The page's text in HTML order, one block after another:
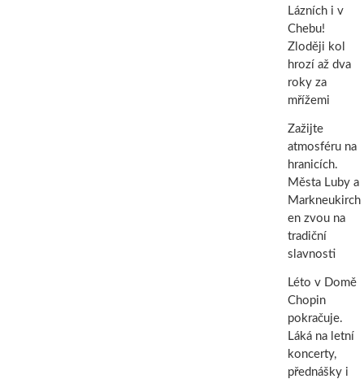
Lázních i v
Chebu!
Zloději kol
hrozí až dva
roky za
mřížemi
Zažijte
atmosféru na
hranicích.
Města Luby a
Markneukirch
en zvou na
tradiční
slavnosti
Léto v Domě
Chopin
pokračuje.
Láká na letní
koncerty,
přednášky i